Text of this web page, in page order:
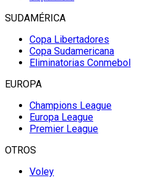
SUDAMÉRICA
Copa Libertadores
Copa Sudamericana
Eliminatorias Conmebol
EUROPA
Champions League
Europa League
Premier League
OTROS
Voley